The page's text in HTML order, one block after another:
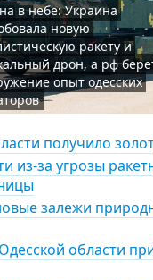
в небе: Украина
новую
ракету и
дрон, а рф
опыт одесских
получило
из-за угрозы
залежи
области